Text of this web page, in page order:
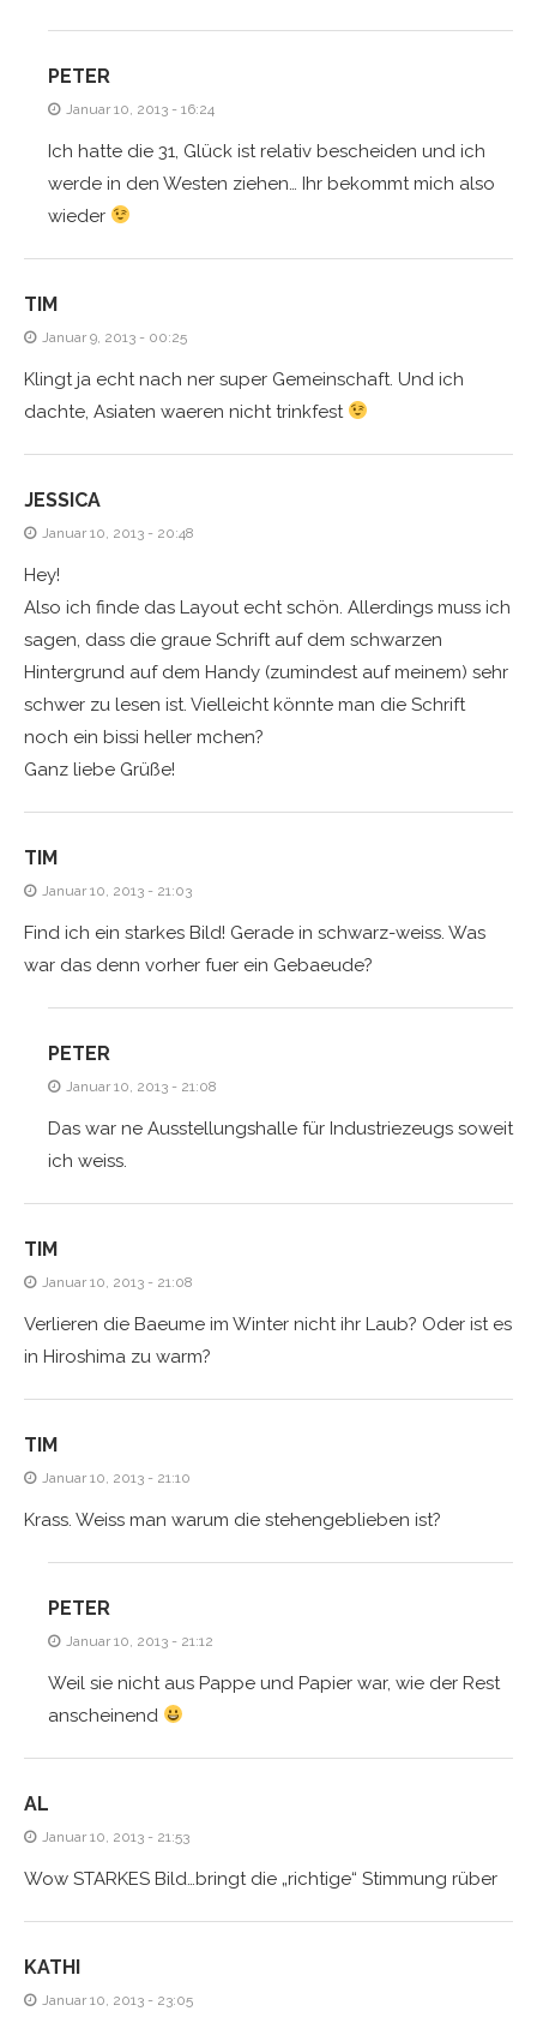
PETER
Januar 10, 2013 - 16:24
Ich hatte die 31, Glück ist relativ bescheiden und ich
werde in den Westen ziehen… Ihr bekommt mich also
wieder
TIM
Januar 9, 2013 - 00:25
Klingt ja echt nach ner super Gemeinschaft. Und ich
dachte, Asiaten waeren nicht trinkfest
JESSICA
Januar 10, 2013 - 20:48
Hey!
Also ich finde das Layout echt schön. Allerdings muss ich
sagen, dass die graue Schrift auf dem schwarzen
Hintergrund auf dem Handy (zumindest auf meinem) sehr
schwer zu lesen ist. Vielleicht könnte man die Schrift
noch ein bissi heller mchen?
Ganz liebe Grüße!
TIM
Januar 10, 2013 - 21:03
Find ich ein starkes Bild! Gerade in schwarz-weiss. Was
war das denn vorher fuer ein Gebaeude?
PETER
Januar 10, 2013 - 21:08
Das war ne Ausstellungshalle für Industriezeugs soweit
ich weiss.
TIM
Januar 10, 2013 - 21:08
Verlieren die Baeume im Winter nicht ihr Laub? Oder ist es
in Hiroshima zu warm?
TIM
Januar 10, 2013 - 21:10
Krass. Weiss man warum die stehengeblieben ist?
PETER
Januar 10, 2013 - 21:12
Weil sie nicht aus Pappe und Papier war, wie der Rest
anscheinend
AL
Januar 10, 2013 - 21:53
Wow STARKES Bild…bringt die „richtige“ Stimmung rüber
KATHI
Januar 10, 2013 - 23:05